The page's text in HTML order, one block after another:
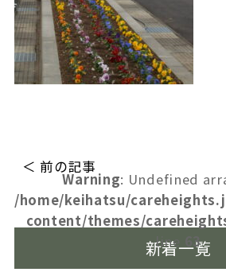
＜ 前の記事
Warning: Undefined
/home/keihatsu/
content/themes/
line
63
新着一覧